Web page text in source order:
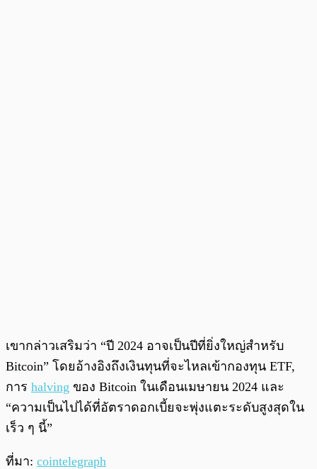
เขากล่าวเสริมว่า “ปี 2024 อาจเป็นปีที่ยิ่งใหญ่สำหรับ
Bitcoin” โดยอ้างอิงถึงเงินทุนที่จะไหลเข้ากองทุน ETF,
การ halving ของ Bitcoin ในเดือนเมษายน 2024 และ
“ความเป็นไปได้ที่อัตราดอกเบี้ยจะพุ่งแตะระดับสูงสุดใน
เร็ว ๆ นี้”
ที่มา: cointelegraph